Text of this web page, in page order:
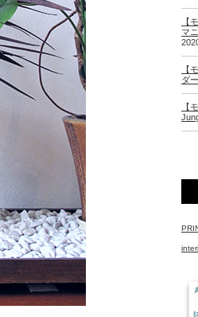
【
マ
【
ダ
【